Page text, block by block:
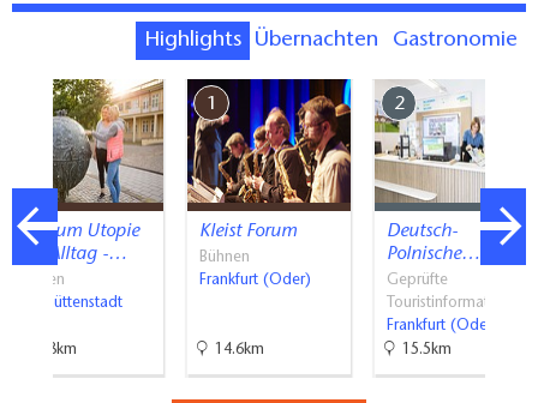
Highlights Übernachten Gastronomie
Museum Utopie
und Alltag -…
Museen
Eisenhüttenstadt
22.8km
1
Kleist Forum
Bühnen
Frankfurt (Oder)
14.6km
2
Deutsch-
Polnische…
Geprüfte
Touristinformati…
Frankfurt (Oder)
15.5km